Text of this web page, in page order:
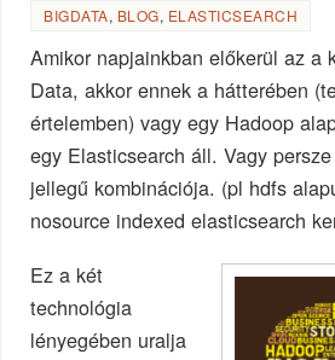
BIGDATA, BLOG, ELASTICSEARCH
Amikor napjainkban előkerül az a
Data, akkor ennek a hátterében
értelemben) vagy egy Hadoop
egy Elasticsearch áll. Vagy
jellegű kombinációja. (pl hdfs
nosource indexed elasticsearch
Ez a két
technológia
lényegében uralja